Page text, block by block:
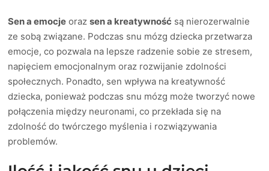
Sen a emocje orazsen a kreatywność są nierozerwalnie
ze sobą związane. Podczas snu mózg dziecka przetwarza
emocje, co pozwala na lepsze radzenie sobie ze stresem,
napięciem emocjonalnym oraz rozwijanie zdolności
społecznych. Ponadto, sen wpływa na kreatywność
dziecka, ponieważ podczas snu mózg może tworzyć nowe
połączenia między neuronami, co przekłada się na
zdolność do twórczego myślenia i rozwiązywania
problemów.